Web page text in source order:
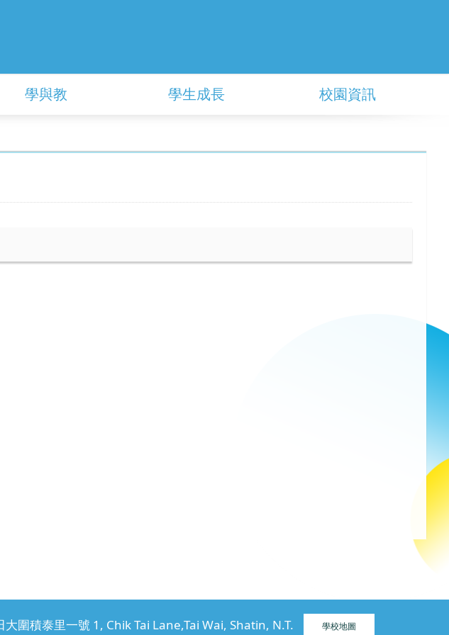
學與教 學生成長 校園資訊
大圍積泰里一號 1, Chik Tai Lane,Tai Wai, Shatin, N.T. 學校地圖